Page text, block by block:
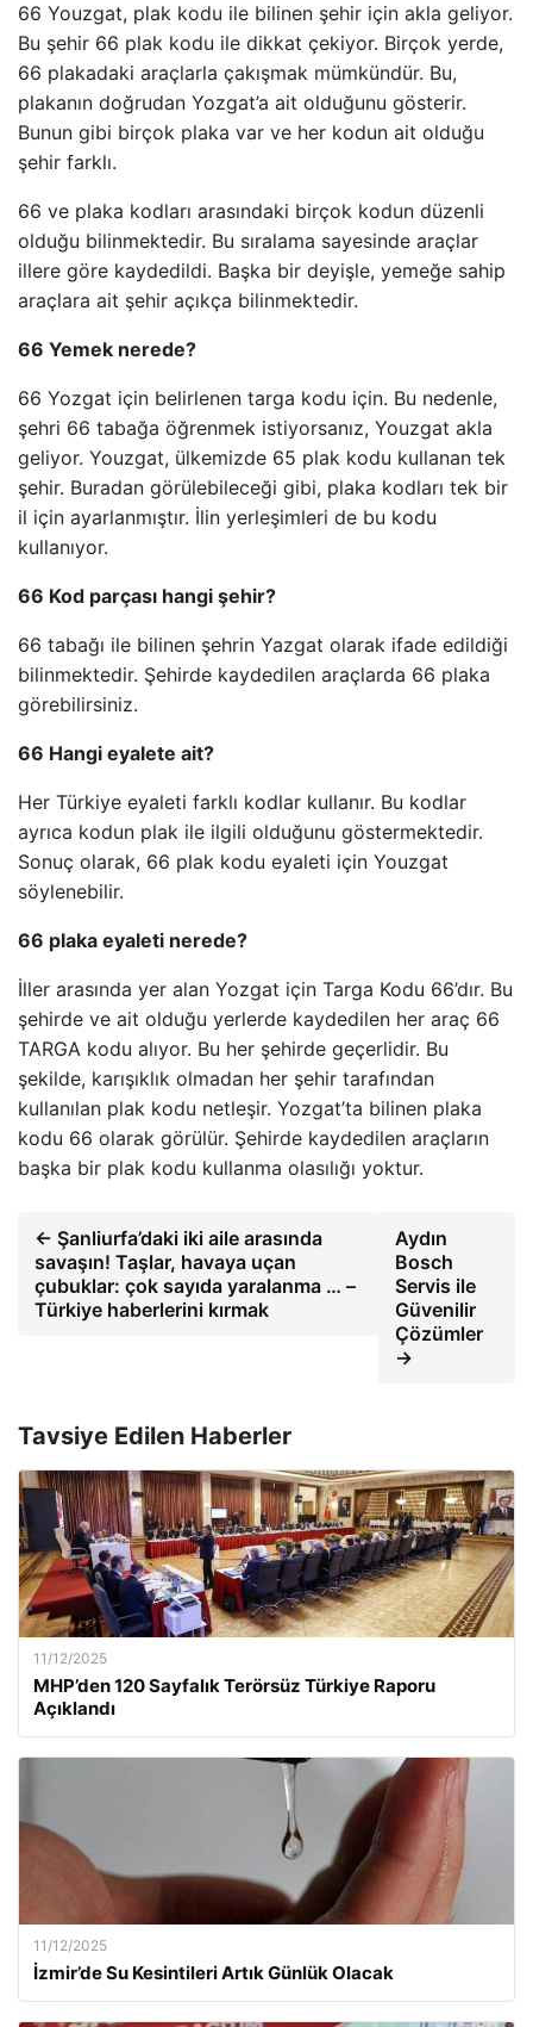
66 Youzgat, plak kodu ile bilinen şehir için akla geliyor.
Bu şehir 66 plak kodu ile dikkat çekiyor. Birçok yerde,
66 plakadaki araçlarla çakışmak mümkündür. Bu,
plakanın doğrudan Yozgat’a ait olduğunu gösterir.
Bunun gibi birçok plaka var ve her kodun ait olduğu
şehir farklı.
66 ve plaka kodları arasındaki birçok kodun düzenli
olduğu bilinmektedir. Bu sıralama sayesinde araçlar
illere göre kaydedildi. Başka bir deyişle, yemeğe sahip
araçlara ait şehir açıkça bilinmektedir.
66 Yemek nerede?
66 Yozgat için belirlenen targa kodu için. Bu nedenle,
şehri 66 tabağa öğrenmek istiyorsanız, Youzgat akla
geliyor. Youzgat, ülkemizde 65 plak kodu kullanan tek
şehir. Buradan görülebileceği gibi, plaka kodları tek bir
il için ayarlanmıştır. İlin yerleşimleri de bu kodu
kullanıyor.
66 Kod parçası hangi şehir?
66 tabağı ile bilinen şehrin Yazgat olarak ifade edildiği
bilinmektedir. Şehirde kaydedilen araçlarda 66 plaka
görebilirsiniz.
66 Hangi eyalete ait?
Her Türkiye eyaleti farklı kodlar kullanır. Bu kodlar
ayrıca kodun plak ile ilgili olduğunu göstermektedir.
Sonuç olarak, 66 plak kodu eyaleti için Youzgat
söylenebilir.
66 plaka eyaleti nerede?
İller arasında yer alan Yozgat için Targa Kodu 66’dır. Bu
şehirde ve ait olduğu yerlerde kaydedilen her araç 66
TARGA kodu alıyor. Bu her şehirde geçerlidir. Bu
şekilde, karışıklık olmadan her şehir tarafından
kullanılan plak kodu netleşir. Yozgat’ta bilinen plaka
kodu 66 olarak görülür. Şehirde kaydedilen araçların
başka bir plak kodu kullanma olasılığı yoktur.
← Şanliurfa’daki iki aile arasında
savaşın! Taşlar, havaya uçan
çubuklar: çok sayıda yaralanma … –
Türkiye haberlerini kırmak
Aydın
Bosch
Servis ile
Güvenilir
Çözümler
→
Tavsiye Edilen Haberler
11/12/2025
MHP’den 120 Sayfalık Terörsüz Türkiye Raporu
Açıklandı
11/12/2025
İzmir’de Su Kesintileri Artık Günlük Olacak